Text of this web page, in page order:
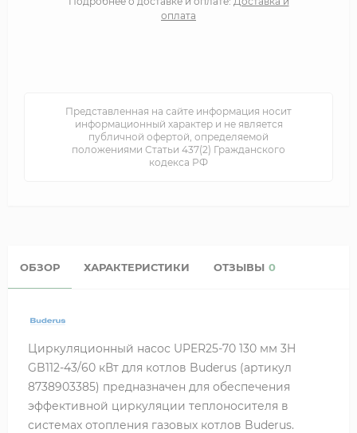
оплата
Представленная на сайте информация носит
информационный характер и не является
публичной офертой, определяемой
положениями Статьи 437(2) Гражданского
кодекса РФ
ОБЗОР ХАРАКТЕРИСТИКИ ОТЗЫВЫ 0
Циркуляционный насос UPER25-70 130 мм 3H
GB112-43/60 кВт для котлов Buderus (артикул
8738903385) предназначен для обеспечения
эффективной циркуляции теплоносителя в
системах отопления газовых котлов Buderus.